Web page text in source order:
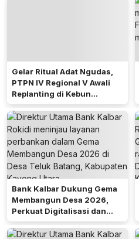
Gelar Ritual Adat Ngudas,
PTPN IV Regional V Awali
Replanting di Kebun
Kembayan
Bank Kalbar Dukung Gema
Membangun Desa 2026,
Perkuat Digitalisasi dan
Ekonomi Desa Teluk Batang